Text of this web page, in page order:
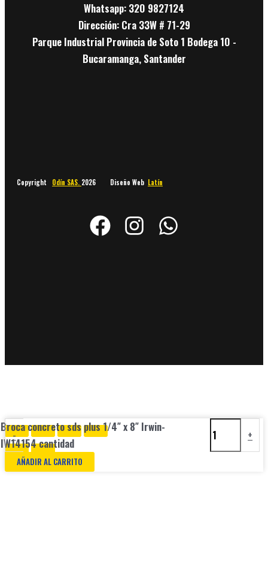
Whatsapp: 320 9827124
Dirección: Cra 33W # 71-29
Parque Industrial Provincia de Soto 1 Bodega 10 -
Bucaramanga, Santander
Copyright Odín SAS. 2026 Diseño Web Latín
-
Broca concreto sds plus 1/4″ x 8″ Irwin-
IW14154 cantidad
+
AÑADIR AL CARRITO